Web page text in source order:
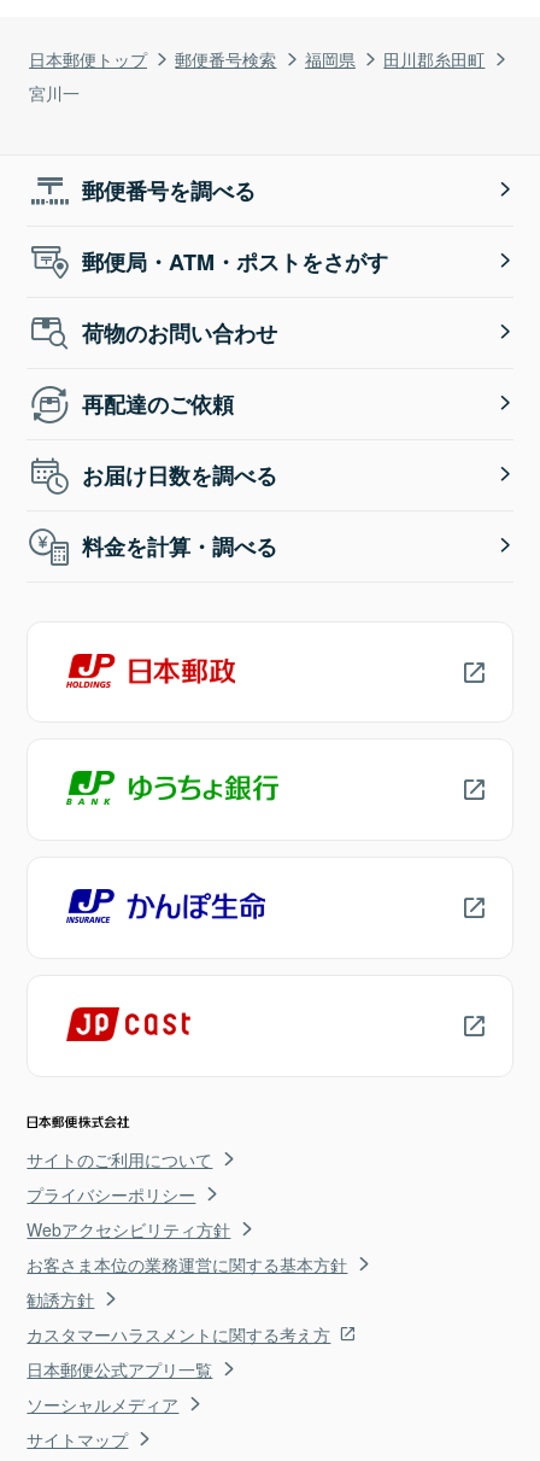
日本郵便トップ 郵便番号検索 福岡県
田川郡糸田町
宮川一
郵便番号を調べる
郵便局・ATM・ポストをさがす
荷物のお問い合わせ
再配達のご依頼
お届け日数を調べる
料金を計算・調べる
サイトのご利用について
プライバシーポリシー
Webアクセシビリティ方針
お客さま本位の業務運営に関する基本方針
勧誘方針
カスタマーハラスメントに関する考え方
日本郵便公式アプリ一覧
ソーシャルメディア
サイトマップ